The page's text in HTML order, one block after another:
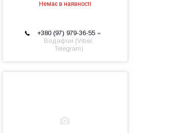
Немає в наявності
+380 (97) 979-36-55
Водафон (Viber,
Telegram)